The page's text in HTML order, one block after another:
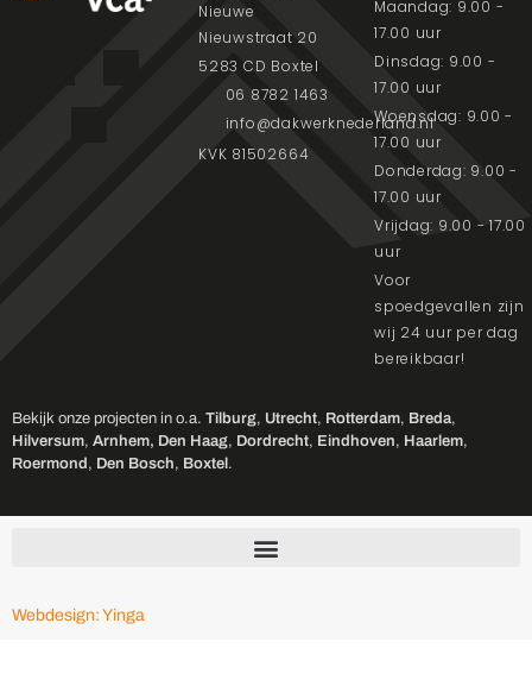
Nieuwe
Nieuwstraat 20
5283 CD Boxtel
06 8782 1463
info@dakwerknederland.nl
KVK 81502664
Maandag: 9.00 -
17.00 uur
Dinsdag: 9.00 -
17.00 uur
Woensdag: 9.00 -
17.00 uur
Donderdag: 9.00 -
17.00 uur
Vrijdag: 9.00 - 17.00
uur
Voor
spoedgevallen zijn
wij 24 uur per dag
bereikbaar!
Bekijk onze projecten in o.a. Tilburg, Utrecht, Rotterdam, Breda,
Hilversum, Arnhem, Den Haag, Dordrecht, Eindhoven, Haarlem,
Roermond, Den Bosch, Boxtel.
Webdesign: Yinga